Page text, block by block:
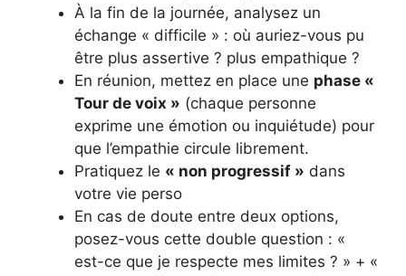
À la fin de la journée, analysez un
échange « difficile » : où auriez-vous pu
être plus assertive ? plus empathique ?
En réunion, mettez en place une phase «
Tour de voix » (chaque personne
exprime une émotion ou inquiétude) pour
que l’empathie circule librement.
Pratiquez le « non progressif » dans
votre vie perso
En cas de doute entre deux options,
posez-vous cette double question : «
est-ce que je respecte mes limites ? » + «